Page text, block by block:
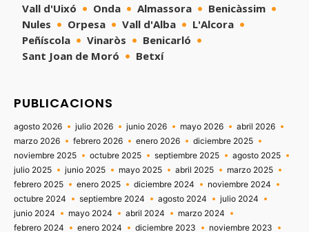
Vall d'Uixó
Onda Almassora
Benicàssim
Nules
Orpesa Vall d'Alba
L'Alcora
Peñíscola
Vinaròs
Benicarló
Sant Joan de Moró
Betxí
PUBLICACIONS
agosto 2026 julio 2026 junio 2026 mayo 2026
abril 2026
marzo 2026
febrero 2026 enero 2026
diciembre 2025
noviembre 2025
octubre 2025 septiembre 2025
agosto 2025
julio 2025
junio 2025 mayo 2025 abril 2025
marzo 2025
febrero 2025
enero 2025 diciembre 2024
noviembre 2024
octubre 2024
septiembre 2024 agosto 2024
julio 2024
junio 2024
mayo 2024 abril 2024
marzo 2024
febrero 2024
enero 2024 diciembre 2023
noviembre 2023